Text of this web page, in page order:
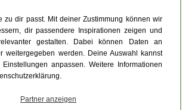
zu dir passt. Mit deiner Zustimmung können wir
dir passendere Inspirationen zeigen und
gestalten. Dabei können Daten an
weitergegeben werden. Deine Auswahl kannst
anpassen. Weitere Informationen
Partner anzeigen
schiefgelaufen.
technischer Fehler aufgetreten.
laden Sie die Seite neu.